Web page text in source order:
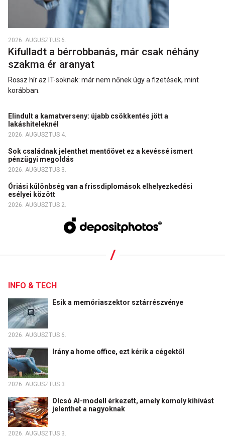
2026. AUGUSZTUS 6.
Kifulladt a bérrobbanás, már csak néhány
szakma ér aranyat
Rossz hír az IT-soknak: már nem nőnek úgy a fizetések, mint
korábban.
Elindult a kamatverseny: újabb csökkentés jött a
lakáshiteleknél
2026. AUGUSZTUS 4.
Sok családnak jelenthet mentőövet ez a kevéssé ismert
pénzügyi megoldás
2026. AUGUSZTUS 3.
Óriási különbség van a frissdiplomások elhelyezkedési
esélyei között
2026. AUGUSZTUS 2.
INFO & TECH
Esik a memóriaszektor sztárrészvénye
2026. AUGUSZTUS 6.
Irány a home office, ezt kérik a cégektől
2026. AUGUSZTUS 3.
Olcsó AI-modell érkezett, amely komoly kihívást
jelenthet a nagyoknak
2026. AUGUSZTUS 3.